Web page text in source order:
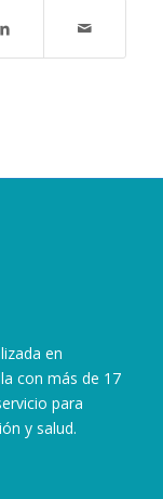
en
con más de 17
para
y salud.